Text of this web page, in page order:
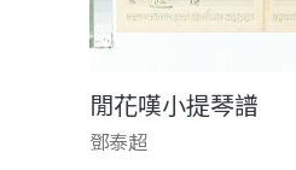
閒花嘆小提琴譜
鄧泰超